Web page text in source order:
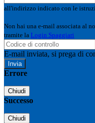
all'indirizzo indicato con le
Non hai una e-mail associata al
tramite la Login Spaggiari
E-mail inviata, si prega di
Errore
Chiudi
Successo
Chiudi